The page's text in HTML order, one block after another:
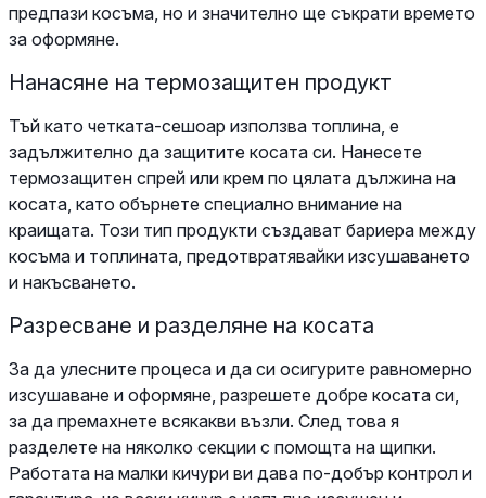
предпази косъма, но и значително ще съкрати времето
за оформяне.
Нанасяне на термозащитен продукт
Тъй като четката-сешоар използва топлина, е
задължително да защитите косата си. Нанесете
термозащитен спрей или крем по цялата дължина на
косата, като обърнете специално внимание на
краищата. Този тип продукти създават бариера между
косъма и топлината, предотвратявайки изсушаването
и накъсването.
Разресване и разделяне на косата
За да улесните процеса и да си осигурите равномерно
изсушаване и оформяне, разрешете добре косата си,
за да премахнете всякакви възли. След това я
разделете на няколко секции с помощта на щипки.
Работата на малки кичури ви дава по-добър контрол и